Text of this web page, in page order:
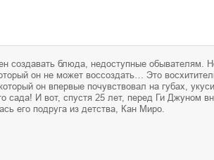
его подруга из детства, Кан Миро.